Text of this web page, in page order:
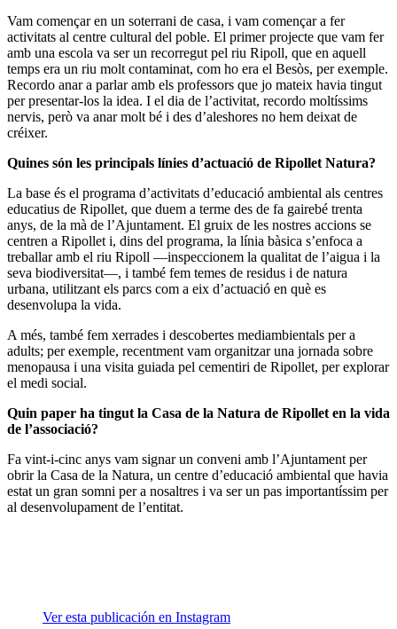
Vam començar en un soterrani de casa, i vam començar a fer
activitats al centre cultural del poble. El primer projecte que vam fer
amb una escola va ser un recorregut pel riu Ripoll, que en aquell
temps era un riu molt contaminat, com ho era el Besòs, per exemple.
Recordo anar a parlar amb els professors que jo mateix havia tingut
per presentar-los la idea. I el dia de l’activitat, recordo moltíssims
nervis, però va anar molt bé i des d’aleshores no hem deixat de
créixer.
Quines són les principals línies d’actuació de Ripollet Natura?
La base és el programa d’activitats d’educació ambiental als centres
educatius de Ripollet, que duem a terme des de fa gairebé trenta
anys, de la mà de l’Ajuntament. El gruix de les nostres accions se
centren a Ripollet i, dins del programa, la línia bàsica s’enfoca a
treballar amb el riu Ripoll —inspeccionem la qualitat de l’aigua i la
seva biodiversitat—, i també fem temes de residus i de natura
urbana, utilitzant els parcs com a eix d’actuació en què es
desenvolupa la vida.
A més, també fem xerrades i descobertes mediambientals per a
adults; per exemple, recentment vam organitzar una jornada sobre
menopausa i una visita guiada pel cementiri de Ripollet, per explorar
el medi social.
Quin paper ha tingut la Casa de la Natura de Ripollet en la vida
de l’associació?
Fa vint-i-cinc anys vam signar un conveni amb l’Ajuntament per
obrir la Casa de la Natura, un centre d’educació ambiental que havia
estat un gran somni per a nosaltres i va ser un pas importantíssim per
al desenvolupament de l’entitat.
Ver esta publicación en Instagram